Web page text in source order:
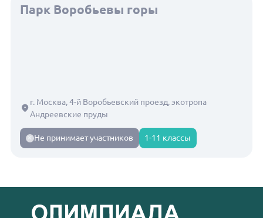
Парк Воробьевы горы
г. Москва, 4-й Воробьевский проезд, экотропа
Андреевские пруды
Не принимает участников 1-11 классы